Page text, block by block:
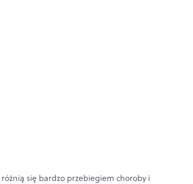
różnią się bardzo przebiegiem choroby i